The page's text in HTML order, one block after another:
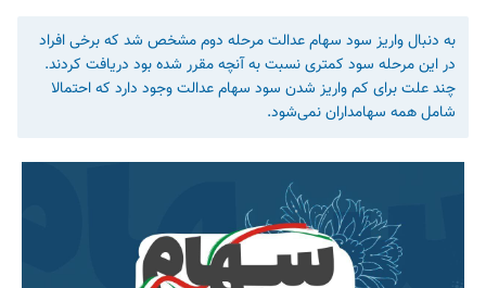
به دنبال واریز سود سهام عدالت مرحله دوم مشخص شد که برخی افراد
در این مرحله سود کمتری نسبت به آنچه مقرر شده بود دریافت کردند.
چند علت برای کم واریز شدن سود سهام عدالت وجود دارد که احتمالا
شامل همه سهامداران نمی‌شود.